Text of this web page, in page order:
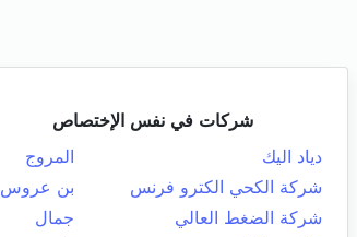
شركات في نفس الإختصاص
دياد اليك
المروج
شركة الكحي الكترو فرنس
بن عروس
شركة الضغط العالي
جمال